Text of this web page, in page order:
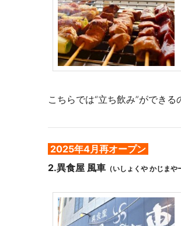
こちらでは“立ち飲み”ができ
2025年4月再オープン
2.異食屋 風車 （いしょくや かじまや